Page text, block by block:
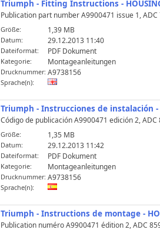
Triumph - Fitting Instructions -
Publication part number A9900471 issue 1,
Größe: 1,39 MB
Datum: 29.12.2013 11:40
Dateiformat: PDF Dokument
Kategorie: Montageanleitungen
Drucknummer: A9738156
Sprache(n):
Triumph - Instrucciones de instalación -
Código de publicación A9900471 edición 2,
Größe: 1,35 MB
Datum: 29.12.2013 11:42
Dateiformat: PDF Dokument
Kategorie: Montageanleitungen
Drucknummer: A9738156
Sprache(n):
Triumph - Instructions de montage -
Publication numéro A9900471 édition 2, ADC